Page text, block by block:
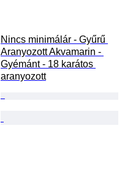
Nincs minimálár - Gyűrű
Aranyozott Akvamarin -
Gyémánt - 18 karátos
aranyozott